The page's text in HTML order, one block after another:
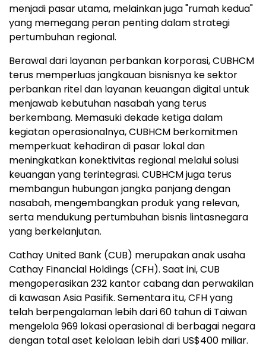
menjadi pasar utama, melainkan juga "rumah kedua"
yang memegang peran penting dalam strategi
pertumbuhan regional.
Berawal dari layanan perbankan korporasi, CUBHCM
terus memperluas jangkauan bisnisnya ke sektor
perbankan ritel dan layanan keuangan digital untuk
menjawab kebutuhan nasabah yang terus
berkembang. Memasuki dekade ketiga dalam
kegiatan operasionalnya, CUBHCM berkomitmen
memperkuat kehadiran di pasar lokal dan
meningkatkan konektivitas regional melalui solusi
keuangan yang terintegrasi. CUBHCM juga terus
membangun hubungan jangka panjang dengan
nasabah, mengembangkan produk yang relevan,
serta mendukung pertumbuhan bisnis lintasnegara
yang berkelanjutan.
Cathay United Bank (CUB) merupakan anak usaha
Cathay Financial Holdings (CFH). Saat ini, CUB
mengoperasikan 232 kantor cabang dan perwakilan
di kawasan Asia Pasifik. Sementara itu, CFH yang
telah berpengalaman lebih dari 60 tahun di Taiwan
mengelola 969 lokasi operasional di berbagai negara
dengan total aset kelolaan lebih dari US$400 miliar.